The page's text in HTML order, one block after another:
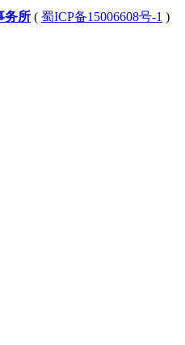
务所 ( 蜀ICP备15006608号-1 )